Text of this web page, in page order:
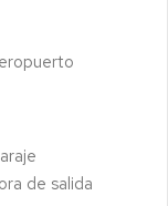
de salida